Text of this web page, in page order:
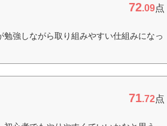
72.09点
強しながら取り組みやすい仕組みになっ
71.72点